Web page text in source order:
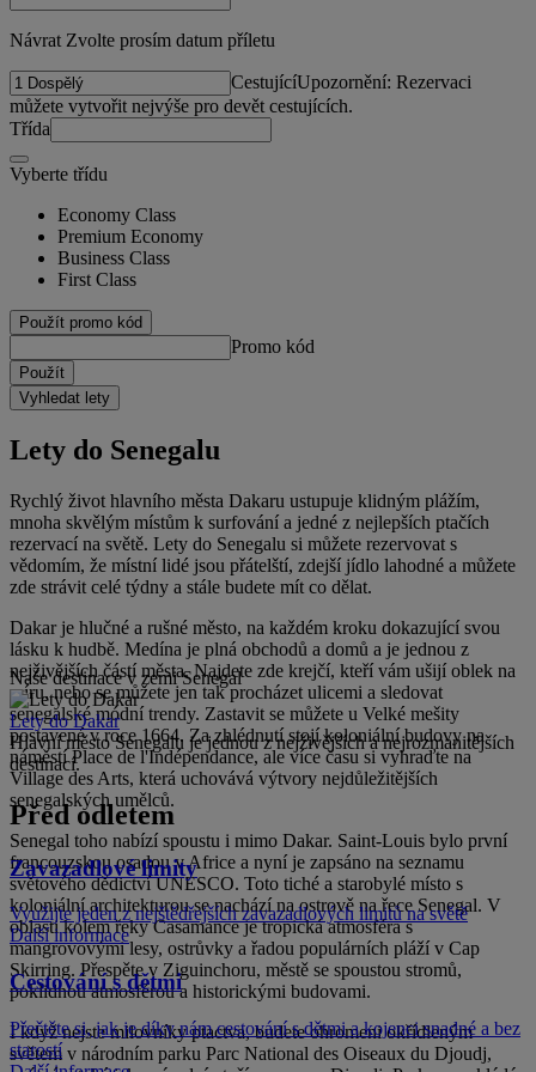
Návrat Zvolte prosím datum příletu
CestujícíUpozornění: Rezervaci
můžete vytvořit nejvýše pro devět cestujících.
Třída
Vyberte třídu
Economy Class
Premium Economy
Business Class
First Class
Použít promo kód
Promo kód
Použít
Vyhledat lety
Lety do Senegalu
Rychlý život hlavního města Dakaru ustupuje klidným plážím,
mnoha skvělým místům k surfování a jedné z nejlepších ptačích
rezervací na světě. Lety do Senegalu si můžete rezervovat s
vědomím, že místní lidé jsou přátelští, zdejší jídlo lahodné a můžete
zde strávit celé týdny a stále budete mít co dělat.
Dakar je hlučné a rušné město, na každém kroku dokazující svou
lásku k hudbě. Medína je plná obchodů a domů a je jednou z
nejživějších částí města. Najdete zde krejčí, kteří vám ušijí oblek na
míru, nebo se můžete jen tak procházet ulicemi a sledovat
senegalské módní trendy. Zastavit se můžete u Velké mešity
postavené v roce 1664. Za zhlédnutí stojí koloniální budovy na
náměstí Place de l'Indépendance, ale více času si vyhraďte na
Village des Arts, která uchovává výtvory nejdůležitějších
senegalských umělců.
Senegal toho nabízí spoustu i mimo Dakar. Saint-Louis bylo první
francouzskou osadou v Africe a nyní je zapsáno na seznamu
světového dědictví UNESCO. Toto tiché a starobylé místo s
koloniální architekturou se nachází na ostrově na řece Senegal. V
oblasti kolem řeky Casamance je tropická atmosféra s
mangrovovými lesy, ostrůvky a řadou populárních pláží v Cap
Skirring. Přespěte v Ziguinchoru, městě se spoustou stromů,
poklidnou atmosférou a historickými budovami.
I když nejste milovníky ptactva, budete ohromeni okřídleným
světem v národním parku Parc National des Oiseaux du Djoudj,
Naše destinace v zemi Senegal
Lety do Dakar
Hlavní město Senegalu je jednou z nejživějších a nejrozmanitějších
destinací.
Před odletem
Zavazadlové limity
Využijte jeden z nejštědřejších zavazadlových limitů na světě
Další informace
Cestování s dětmi
Přečtěte si, jak je díky nám cestování s dětmi a kojenci snadné a bez
starostí